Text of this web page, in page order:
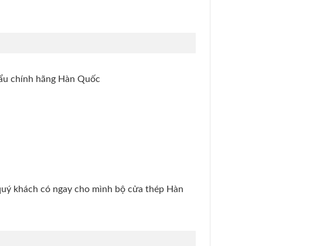
chính hãng Hàn Quốc
khách có ngay cho mình bộ cửa thép Hàn